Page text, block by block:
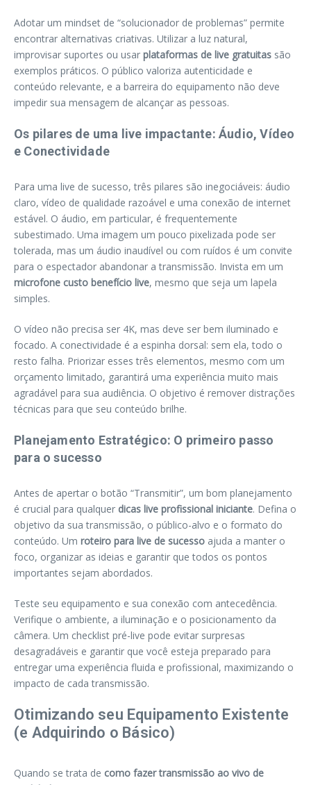
Adotar um mindset de “solucionador de problemas” permite
encontrar alternativas criativas. Utilizar a luz natural,
improvisar suportes ou usar plataformas de live gratuitas são
exemplos práticos. O público valoriza autenticidade e
conteúdo relevante, e a barreira do equipamento não deve
impedir sua mensagem de alcançar as pessoas.
Os pilares de uma live impactante: Áudio, Vídeo
e Conectividade
Para uma live de sucesso, três pilares são inegociáveis: áudio
claro, vídeo de qualidade razoável e uma conexão de internet
estável. O áudio, em particular, é frequentemente
subestimado. Uma imagem um pouco pixelizada pode ser
tolerada, mas um áudio inaudível ou com ruídos é um convite
para o espectador abandonar a transmissão. Invista em um
microfone custo benefício live, mesmo que seja um lapela
simples.
O vídeo não precisa ser 4K, mas deve ser bem iluminado e
focado. A conectividade é a espinha dorsal: sem ela, todo o
resto falha. Priorizar esses três elementos, mesmo com um
orçamento limitado, garantirá uma experiência muito mais
agradável para sua audiência. O objetivo é remover distrações
técnicas para que seu conteúdo brilhe.
Planejamento Estratégico: O primeiro passo
para o sucesso
Antes de apertar o botão “Transmitir”, um bom planejamento
é crucial para qualquer dicas live profissional iniciante. Defina o
objetivo da sua transmissão, o público-alvo e o formato do
conteúdo. Um roteiro para live de sucesso ajuda a manter o
foco, organizar as ideias e garantir que todos os pontos
importantes sejam abordados.
Teste seu equipamento e sua conexão com antecedência.
Verifique o ambiente, a iluminação e o posicionamento da
câmera. Um checklist pré-live pode evitar surpresas
desagradáveis e garantir que você esteja preparado para
entregar uma experiência fluida e profissional, maximizando o
impacto de cada transmissão.
Otimizando seu Equipamento Existente
(e Adquirindo o Básico)
Quando se trata de como fazer transmissão ao vivo de